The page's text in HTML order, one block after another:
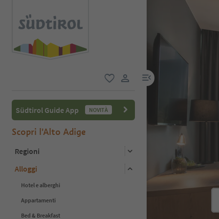
user link
menu link
Südtirol Guide App NOVITÀ
Scopri l'Alto Adige
Regioni
Alloggi
Hotel e alberghi
Appartamenti
Bed & Breakfast